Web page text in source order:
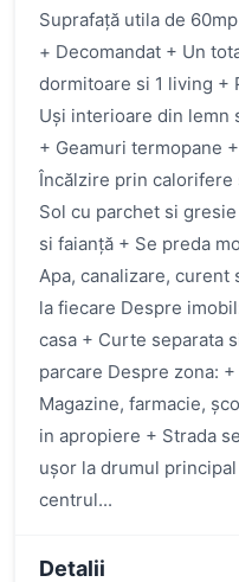
Suprafață utila de
+ Decomandat + Un
dormitoare si 1 living +
Uși interioare din lemn
+ Geamuri termopane
Încălzire prin calorifere
Sol cu parchet si
si faianță + Se preda
Apa, canalizare, curent
la fiecare Despre
casa + Curte separata
parcare Despre zona:
Magazine, farmacie,
in apropiere + Strada
ușor la drumul
centrul...
Detalii